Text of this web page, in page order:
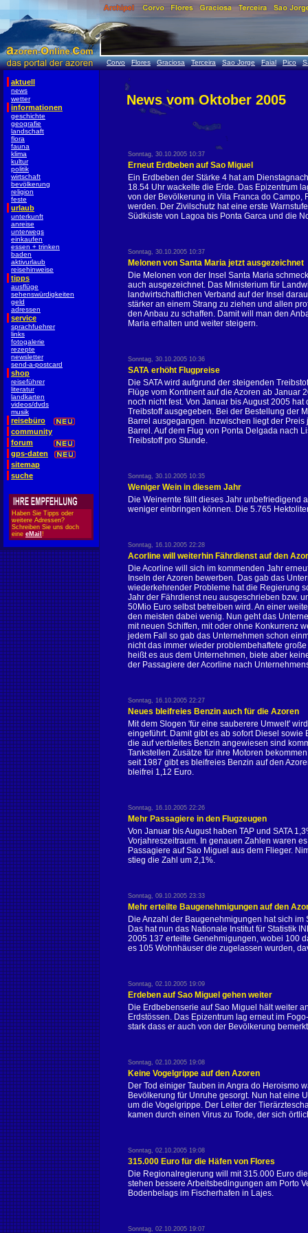
Corvo Flores Graciosa Terceira Sao Jorge Faial Pico
aktuell
news
wetter
informationen
geschichte
geografie
landschaft
flora
fauna
klima
kultur
politik
wirtschaft
bevölkerung
religion
feste
urlaub
unterkunft
anreise
unterwegs
einkaufen
essen + trinken
baden
aktivurlaub
reisehinweise
tipps
ausflüge
sehenswürdigkeiten
geld
adressen
service
sprachfuehrer
links
fotogalerie
rezepte
newsletter
send-a-postcard
shop
reiseführer
literatur
landkarten
videos/dvds
musik
reisebüro
community
forum
gps-daten
sitemap
suche
Haben Sie Tipps oder
weitere Adressen?
Schreiben Sie uns doch
eine eMail !
News vom Oktober 2005
Sonntag, 30.10.2005 10:37
Erneut Erdbeben auf Sao Miguel
Ein Erdbeben der Stärke 4 hat am
18.54 Uhr wackelte die Erde. Das Epizentrum
von der Bevölkerung in Vila Franca do Campo,
werden. Der Zivilschutz hat eine erste
Südküste von Lagoa bis Ponta Garca und die
Sonntag, 30.10.2005 10:37
Melonen von Santa Maria jetzt ausgezeichnet
Die Melonen von der Insel Santa Maria
auch ausgezeichnet. Das Ministerium für
landwirtschaftlichen Verband auf der Insel
stärker an einem Strang zu ziehen und allen
den Anbau zu schaffen. Damit will man den
Maria erhalten und weiter steigern.
Sonntag, 30.10.2005 10:36
SATA erhöht Flugpreise
Die SATA wird aufgrund der steigenden
Flüge vom Kontinent auf die Azoren ab Januar
noch nicht fest. Von Januar bis August 2005
Treibstoff ausgegeben. Bei der Bestellung der
Barrel ausgegangen. Inzwischen liegt der
Barrel. Auf dem Flug von Ponta Delgada nach
Treibstoff pro Stunde.
Sonntag, 30.10.2005 10:35
Weniger Wein in diesem Jahr
Die Weinernte fällt dieses Jahr unbefriedigend
weniger einbringen können. Die 5.765
Sonntag, 16.10.2005 22:28
Acorline will weiterhin Fährdienst auf den
Die Acorline will sich im kommenden Jahr
Inseln der Azoren bewerben. Das gab das
wiederkehrender Probleme hat die Regierung
Jahr der Fährdienst neu ausgeschrieben bzw.
50Mio Euro selbst betreiben wird. An einer
den meisten dabei wenig. Nun geht das
mit neuen Schiffen, mit oder ohne Konkurrenz
jedem Fall so gab das Unternehmen schon
nicht das immer wieder problembehaftete
heißt es aus dem Unternehmen, biete aber
der Passagiere der Acorline nach
Sonntag, 16.10.2005 22:27
Neues bleifreies Benzin auch für die Azoren
Mit dem Slogen 'für eine sauberere Umwelt'
eingeführt. Damit gibt es ab sofort Diesel
die auf verbleites Benzin angewiesen sind
Tankstellen Zusätze für ihre Motoren
seit 1987 gibt es bleifreies Benzin auf den
bleifrei 1,12 Euro.
Sonntag, 16.10.2005 22:26
Mehr Passagiere in den Flugzeugen
Von Januar bis August haben TAP und SATA
Vorjahreszeitraum. In genauen Zahlen waren
Passagiere auf Sao Miguel aus dem Flieger.
stieg die Zahl um 2,1%.
Sonntag, 09.10.2005 23:33
Mehr erteilte Baugenehmigungen auf den
Die Anzahl der Baugenehmigungen hat sich
Das hat nun das Nationale Institut für Statistik
2005 137 erteilte Genehmigungen, wobei 100
es 105 Wohnhäuser die zugelassen wurden,
Sonntag, 02.10.2005 19:09
Erdeben auf Sao Miguel gehen weiter
Die Erdbebenserie auf Sao Miguel hält weiter
Erdstössen. Das Epizentrum lag erneut im
stark dass er auch von der Bevölkerung
Sonntag, 02.10.2005 19:08
Keine Vogelgrippe auf den Azoren
Der Tod einiger Tauben in Angra do Heroismo
Bevölkerung für Unruhe gesorgt. Nun hat eine
um die Vogelgrippe. Der Leiter der
kamen durch einen Virus zu Tode, der sich
Sonntag, 02.10.2005 19:08
315.000 Euro für die Häfen von Flores
Die Regionalregierung will mit 315.000 Euro
stehen bessere Arbeitsbedingungen am Porto
Bodenbelags im Fischerhafen in Lajes.
Sonntag, 02.10.2005 19:07